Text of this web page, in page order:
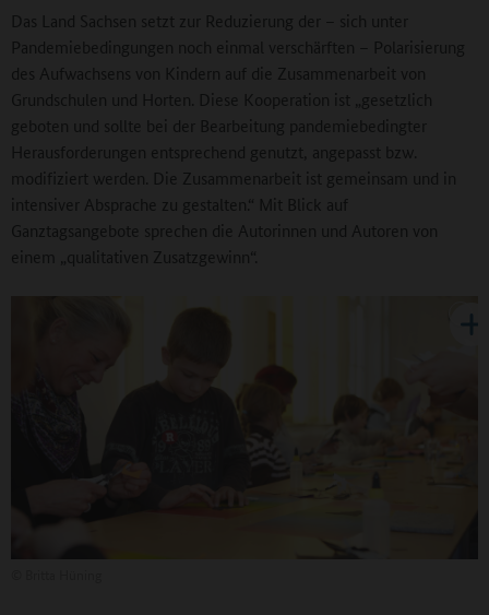
Das Land Sachsen setzt zur Reduzierung der – sich unter
Pandemiebedingungen noch einmal verschärften – Polarisierung
des Aufwachsens von Kindern auf die Zusammenarbeit von
Grundschulen und Horten. Diese Kooperation ist „gesetzlich
geboten und sollte bei der Bearbeitung pandemiebedingter
Herausforderungen entsprechend genutzt, angepasst bzw.
modifiziert werden. Die Zusammenarbeit ist gemeinsam und in
intensiver Absprache zu gestalten.“ Mit Blick auf
Ganztagsangebote sprechen die Autorinnen und Autoren von
einem „qualitativen Zusatzgewinn“.